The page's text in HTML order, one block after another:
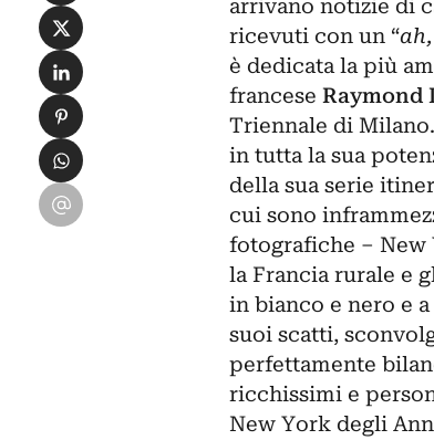
arrivano notizie di
ricevuti con un “
è dedicata la più
francese Raymond
Triennale di
in tutta la sua
della sua serie
cui sono
fotografiche – New
la Francia rurale e
in bianco e nero e
suoi scatti,
perfettamente
ricchissimi e
New York degli
Condividi su X
Condividi su LinkedIn
Condividi su Pinterest
Condividi su WhatsApp
Condividi su Email